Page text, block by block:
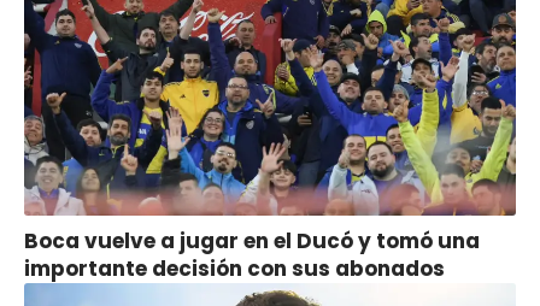
Boca vuelve a jugar en el Ducó y tomó una
importante decisión con sus abonados